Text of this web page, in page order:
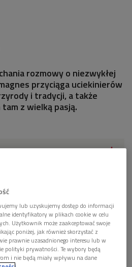
rozmowy o niezwykłej
przyciąga uciekinierów
i tradycji, a także
z wielką pasją.

Niskiego
lub uzyskujemy dostęp do informacji
identyfikatory w plikach cookie w celu
Użytkownik może zaakceptować swoje
poniżej, jak również skorzystać z
prawnie uzasadnionego interesu lub w
polityki prywatności. Te wybory będą
i nie będą miały wpływu na dane